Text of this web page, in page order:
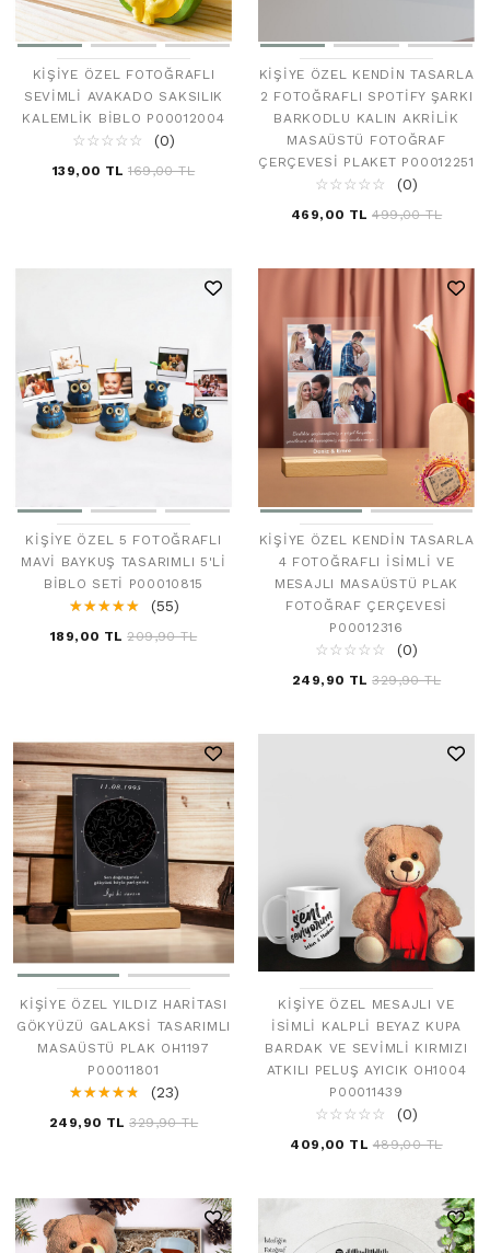
KIŞIYE ÖZEL FOTOĞRAFLI
SEVIMLI AVAKADO SAKSILIK
KALEMLIK BIBLO P00012004
☆ ☆ ☆ ☆ ☆
★ ★ ★ ★ ★ (0)
139,00 TL 169,00 TL
KIŞIYE ÖZEL KENDIN TASARLA
2 FOTOĞRAFLI SPOTIFY ŞARKI
BARKODLU KALIN AKRILIK
MASAÜSTÜ FOTOĞRAF
ÇERÇEVESI PLAKET P00012251
☆ ☆ ☆ ☆ ☆
★ ★ ★ ★ ★ (0)
469,00 TL 499,00 TL
KIŞIYE ÖZEL 5 FOTOĞRAFLI
MAVI BAYKUŞ TASARIMLI 5'LI
BIBLO SETI P00010815
☆☆☆☆☆
★★★★★ (55)
189,00 TL 209,90 TL
KIŞIYE ÖZEL KENDIN TASARLA
4 FOTOĞRAFLI İSIMLI VE
MESAJLI MASAÜSTÜ PLAK
FOTOĞRAF ÇERÇEVESI
P00012316
☆ ☆ ☆ ☆ ☆
★ ★ ★ ★ ★ (0)
249,90 TL 329,90 TL
KIŞIYE ÖZEL YILDIZ HARITASI
GÖKYÜZÜ GALAKSI TASARIMLI
MASAÜSTÜ PLAK OH1197
P00011801
☆☆☆☆☆
★★★★★ (23)
249,90 TL 329,90 TL
KIŞIYE ÖZEL MESAJLI VE
İSIMLI KALPLI BEYAZ KUPA
BARDAK VE SEVIMLI KIRMIZI
ATKILI PELUŞ AYICIK OH1004
P00011439
☆ ☆ ☆ ☆ ☆
★ ★ ★ ★ ★ (0)
409,00 TL 489,00 TL